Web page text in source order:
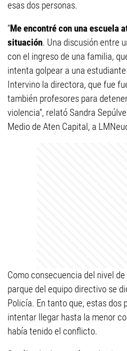
esas dos personas.
“Me encontré con una escuela
situación. Una discusión entre
con el ingreso de una familia,
intenta golpear a una
Intervino la directora, que fue
también profesores para
violencia”, relató Sandra
Medio de Aten Capital, a
Como consecuencia del nivel
parque del equipo directivo se
Policía. En tanto que, estas dos
intentar llegar hasta la menor
había tenido el conflicto.